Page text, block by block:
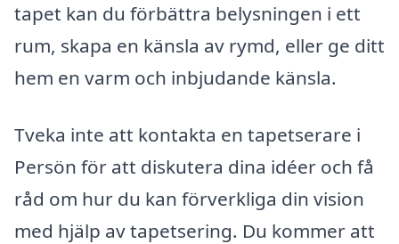
tapet kan du förbättra belysningen i ett
rum, skapa en känsla av rymd, eller ge ditt
hem en varm och inbjudande känsla.
Tveka inte att kontakta en tapetserare i
Persön för att diskutera dina idéer och få
råd om hur du kan förverkliga din vision
med hjälp av tapetsering. Du kommer att